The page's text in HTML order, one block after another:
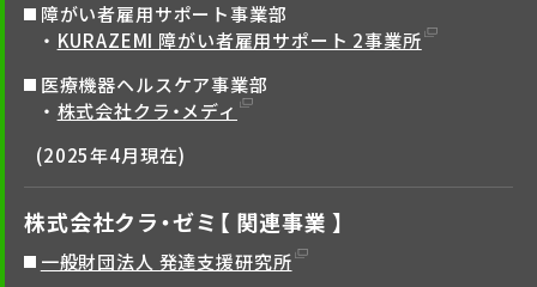
障がい者雇用サポート事業部
KURAZEMI 障がい者雇用サポート 2事業所
医療機器ヘルスケア事業部
株式会社クラ・メディ
(2025年4月現在)
株式会社クラ・ゼミ【 関連事業 】
一般財団法人 発達支援研究所